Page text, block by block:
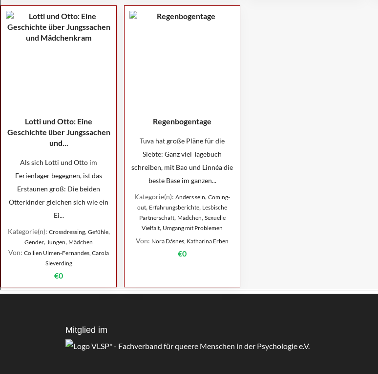
Lotti und Otto: Eine
Geschichte über Jungssachen
und...
Als sich Lotti und Otto im
Ferienlager begegnen, ist das
Erstaunen groß: Die beiden
Otterkinder gleichen sich wie ein
Ei...
Kategorie(n): Crossdressing, Gefühle,
Gender, Jungen, Mädchen
Von: Collien Ulmen-Fernandes, Carola
Sieverding
€0
Regenbogentage
Tuva hat große Pläne für die
Siebte: Ganz viel Tagebuch
schreiben, mit Bao und Linnéa die
beste Base im ganzen...
Kategorie(n): Anders sein, Coming-
out, Erfahrungsberichte, Lesbische
Partnerschaft, Mädchen, Sexuelle
Vielfalt, Umgang mit Problemen
Von: Nora Dåsnes, Katharina Erben
€0
Mitglied im